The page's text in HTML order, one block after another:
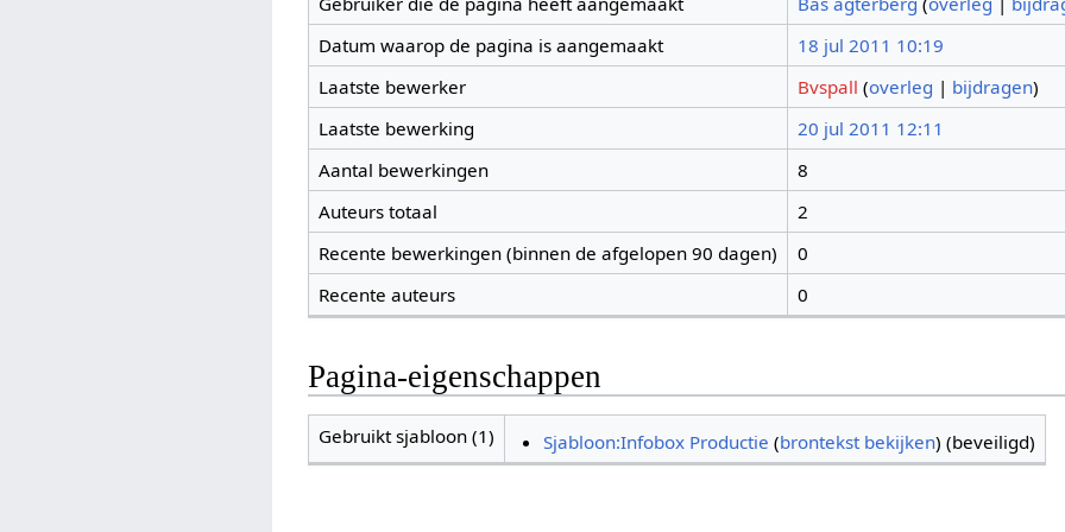
Datum waarop de pagina is aangemaakt
18 jul 2011 10:19
Laatste bewerker
Bvspall (overleg | bijdragen)
Laatste bewerking
20 jul 2011 12:11
Aantal bewerkingen
8
Auteurs totaal
2
Recente bewerkingen (binnen de afgelopen 90 dagen)
0
Recente auteurs
0
Pagina-eigenschappen
Gebruikt sjabloon (1) Sjabloon:Infobox Productie (brontekst bekijken) (beveiligd)